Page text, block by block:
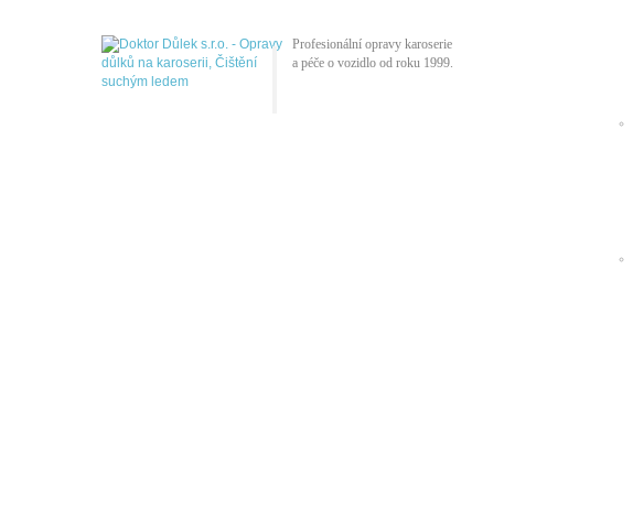
Profesionální opravy karoserie
a péče o vozidlo od roku 1999.